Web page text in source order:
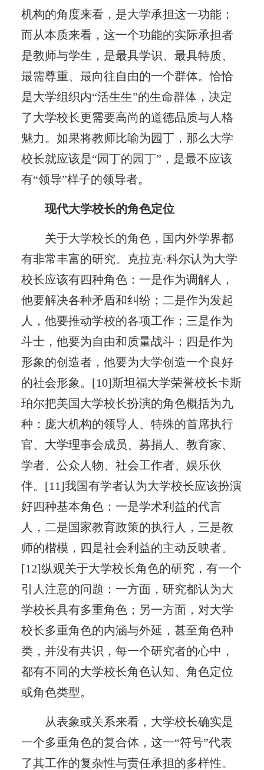
机构的角度来看，是大学承担这一功能；
而从本质来看，这一个功能的实际承担者
是教师与学生，是最具学识、最具特质、
最需尊重、最向往自由的一个群体。恰恰
是大学组织内“活生生”的生命群体，决定
了大学校长更需要高尚的道德品质与人格
魅力。如果将教师比喻为园丁，那么大学
校长就应该是“园丁的园丁”，是最不应该
有“领导”样子的领导者。
现代大学校长的角色定位
关于大学校长的角色，国内外学界都
有非常丰富的研究。克拉克·科尔认为大学
校长应该有四种角色：一是作为调解人，
他要解决各种矛盾和纠纷；二是作为发起
人，他要推动学校的各项工作；三是作为
斗士，他要为自由和质量战斗；四是作为
形象的创造者，他要为大学创造一个良好
的社会形象。[10]斯坦福大学荣誉校长卡斯
珀尔把美国大学校长扮演的角色概括为九
种：庞大机构的领导人、特殊的首席执行
官、大学理事会成员、募捐人、教育家、
学者、公众人物、社会工作者、娱乐伙
伴。[11]我国有学者认为大学校长应该扮演
好四种基本角色：一是学术利益的代言
人，二是国家教育政策的执行人，三是教
师的楷模，四是社会利益的主动反映者。
[12]纵观关于大学校长角色的研究，有一个
引人注意的问题：一方面，研究都认为大
学校长具有多重角色；另一方面，对大学
校长多重角色的内涵与外延，甚至角色种
类，并没有共识，每一个研究者的心中，
都有不同的大学校长角色认知、角色定位
或角色类型。
从表象或关系来看，大学校长确实是
一个多重角色的复合体，这一“符号”代表
了其工作的复杂性与责任承担的多样性。